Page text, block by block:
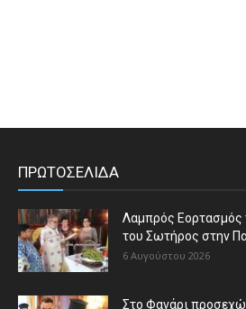
ΠΡΩΤΟΣΕΛΙΔΑ
Λαμπρός
του Σωτήρος στην
6 Αυγούστου 2026
Στο Φανάρι